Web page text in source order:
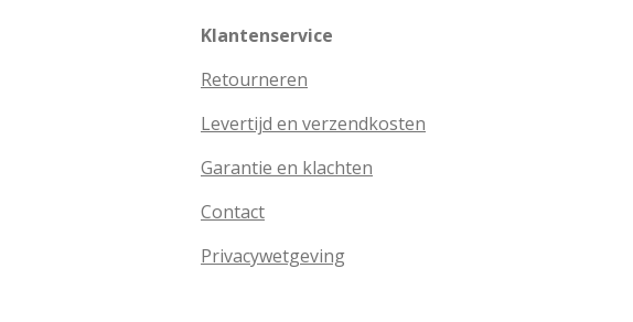
Klantenservice
Retourneren
Levertijd en verzendkosten
Garantie en klachten
Contact
Privacywetgeving